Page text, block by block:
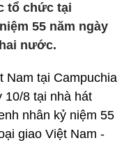
tổ chức tại
55 năm ngày
nước.
Nam tại Campuchia
10/8 tại nhà hát
nhân kỷ niệm 55
giao Việt Nam -